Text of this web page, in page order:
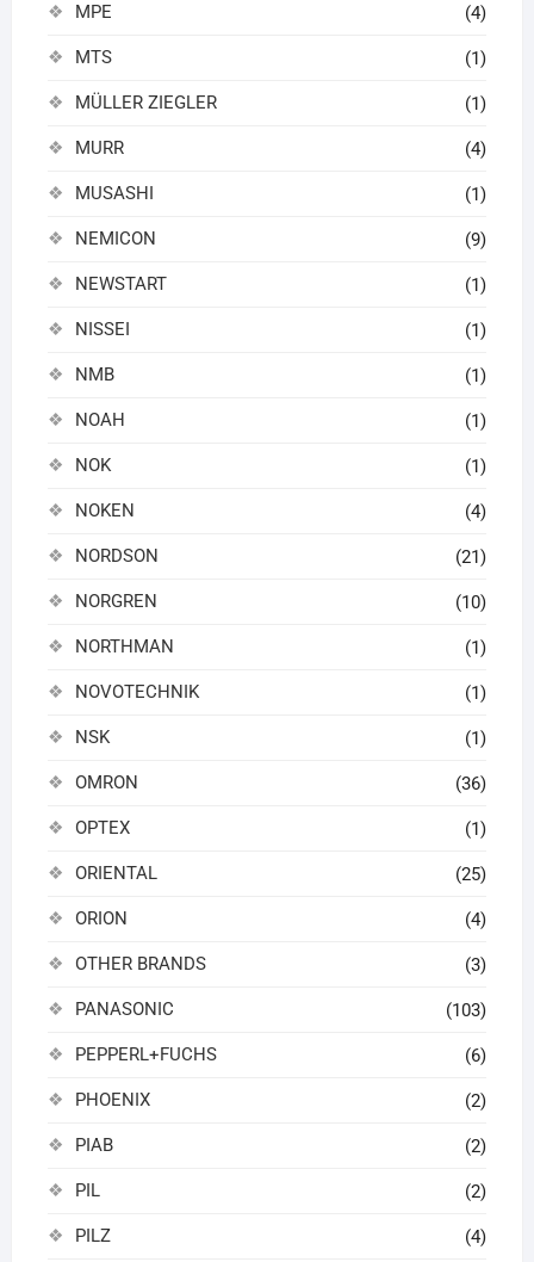
MPE (4)
MTS (1)
MÜLLER ZIEGLER (1)
MURR (4)
MUSASHI (1)
NEMICON (9)
NEWSTART (1)
NISSEI (1)
NMB (1)
NOAH (1)
NOK (1)
NOKEN (4)
NORDSON (21)
NORGREN (10)
NORTHMAN (1)
NOVOTECHNIK (1)
NSK (1)
OMRON (36)
OPTEX (1)
ORIENTAL (25)
ORION (4)
OTHER BRANDS (3)
PANASONIC (103)
PEPPERL+FUCHS (6)
PHOENIX (2)
PIAB (2)
PIL (2)
PILZ (4)